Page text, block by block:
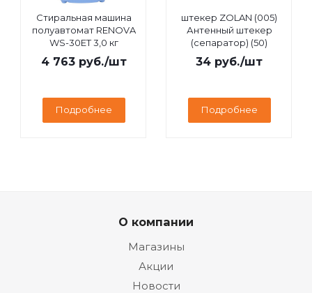
Стиральная машина
полуавтомат RENOVA
WS-30ET 3,0 кг
4 763руб./шт
Подробнее
штекер ZOLAN (005)
Антенный штекер
(сепаратор) (50)
34 руб./шт
Подробнее
О компании
Магазины
Акции
Новости